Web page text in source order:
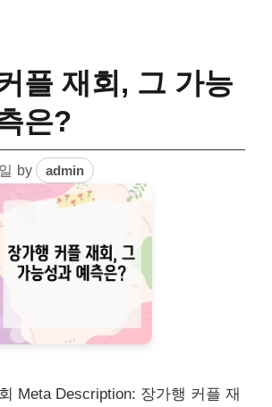
플 재회, 그 가능
은?
by admin
Meta Description: 장가행 커플 재